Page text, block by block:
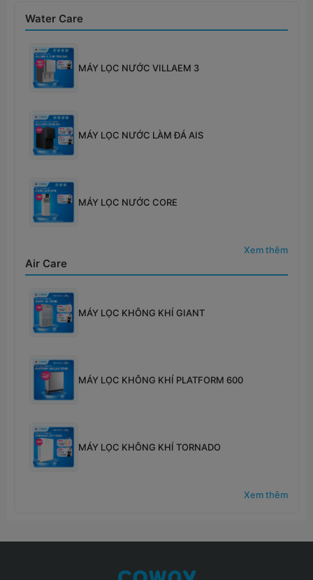
Water Care
MÁY LỌC NƯỚC VILLAEM 3
MÁY LỌC NƯỚC LÀM ĐÁ AIS
MÁY LỌC NƯỚC CORE
Xem thêm
Air Care
MÁY LỌC KHÔNG KHÍ GIANT
MÁY LỌC KHÔNG KHÍ PLATFORM 600
MÁY LỌC KHÔNG KHÍ TORNADO
Xem thêm